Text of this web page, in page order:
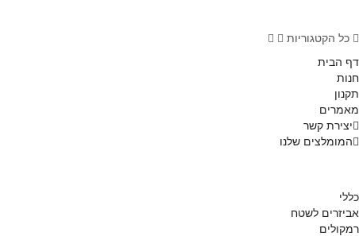
כל הקטגוריות
דף הבית
חנות
תקנון
מאמרים
יצירת קשר
המומלצים שלנו
כללי
אביזרים לשטח
רמקולים